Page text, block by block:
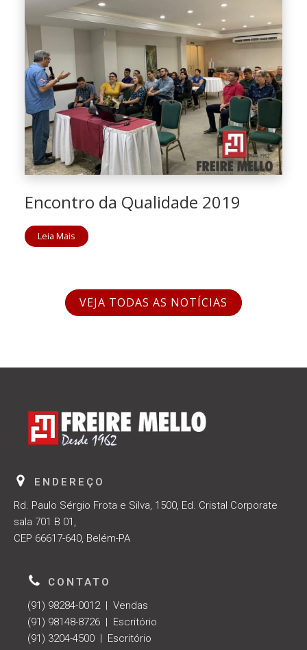
Encontro da Qualidade 2019
Leia Mais
VEJA TODAS AS NOTÍCIAS
ENDEREÇO
Rd. Paulo Sérgio Frota e Silva, 1500, Ed. Cristal Corporate
sala 701 B 01,
CEP 66617-640, Belém-PA
CONTATO
(91) 98284-0012 | Vendas
(91) 98148-8726 | Escritório
(91) 3204-4500 | Escritório